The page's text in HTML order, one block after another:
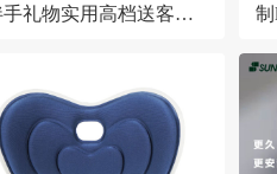
礼物实用高档送客户